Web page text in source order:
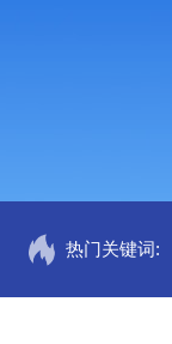
热门关键词: